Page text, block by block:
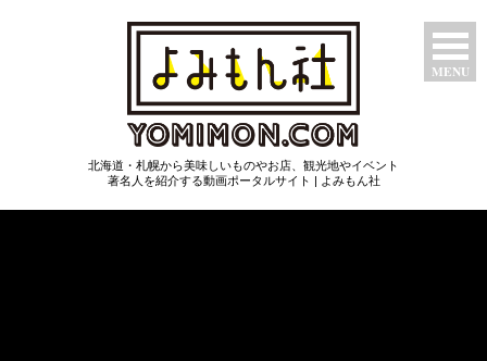
MENU
北海道・札幌から美味しいものやお店、観光地やイベント
著名人を紹介する動画ポータルサイト | よみもん社